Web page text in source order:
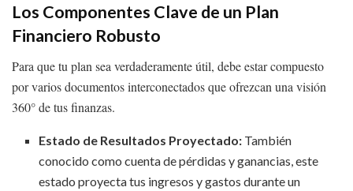
Los Componentes Clave de un Plan
Financiero Robusto
Para que tu plan sea verdaderamente útil, debe estar compuesto
por varios documentos interconectados que ofrezcan una visión
360° de tus finanzas.
Estado de Resultados Proyectado: También
conocido como cuenta de pérdidas y ganancias, este
estado proyecta tus ingresos y gastos durante un